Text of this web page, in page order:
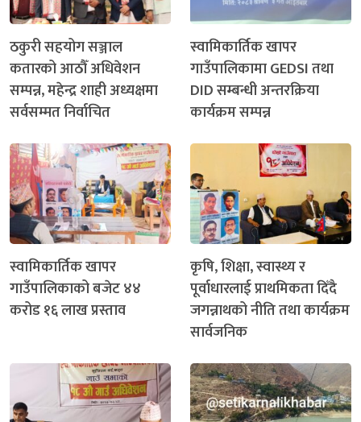
ठकुरी सहयोग सञ्जाल
कतारको आठौँ अधिवेशन
सम्पन्न, महेन्द्र शाही अध्यक्षमा
सर्वसम्मत निर्वाचित
स्वामिकार्तिक खापर
गाउँपालिकामा GEDSI तथा
DID सम्बन्धी अन्तरक्रिया
कार्यक्रम सम्पन्न
स्वामिकार्तिक खापर
गाउँपालिकाको बजेट ४४
करोड १६ लाख प्रस्ताव
कृषि, शिक्षा, स्वास्थ्य र
पूर्वाधारलाई प्राथमिकता दिँदै
जगन्नाथको नीति तथा कार्यक्रम
सार्वजनिक